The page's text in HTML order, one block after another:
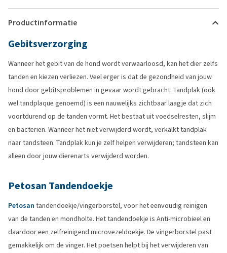
Productinformatie
Gebitsverzorging
Wanneer het gebit van de hond wordt verwaarloosd, kan het dier zelfs
tanden en kiezen verliezen. Veel erger is dat de gezondheid van jouw
hond door gebitsproblemen in gevaar wordt gebracht. Tandplak (ook
wel tandplaque genoemd) is een nauwelijks zichtbaar laagje dat zich
voortdurend op de tanden vormt. Het bestaat uit voedselresten, slijm
en bacteriën. Wanneer het niet verwijderd wordt, verkalkt tandplak
naar tandsteen. Tandplak kun je zelf helpen verwijderen; tandsteen kan
alleen door jouw dierenarts verwijderd worden.
Petosan Tandendoekje
Petosan tandendoekje/vingerborstel, voor het eenvoudig reinigen
van de tanden en mondholte. Het tandendoekje is Anti-microbieel en
daardoor een zelfreinigend microvezeldoekje. De vingerborstel past
gemakkelijk om de vinger. Het poetsen helpt bij het verwijderen van